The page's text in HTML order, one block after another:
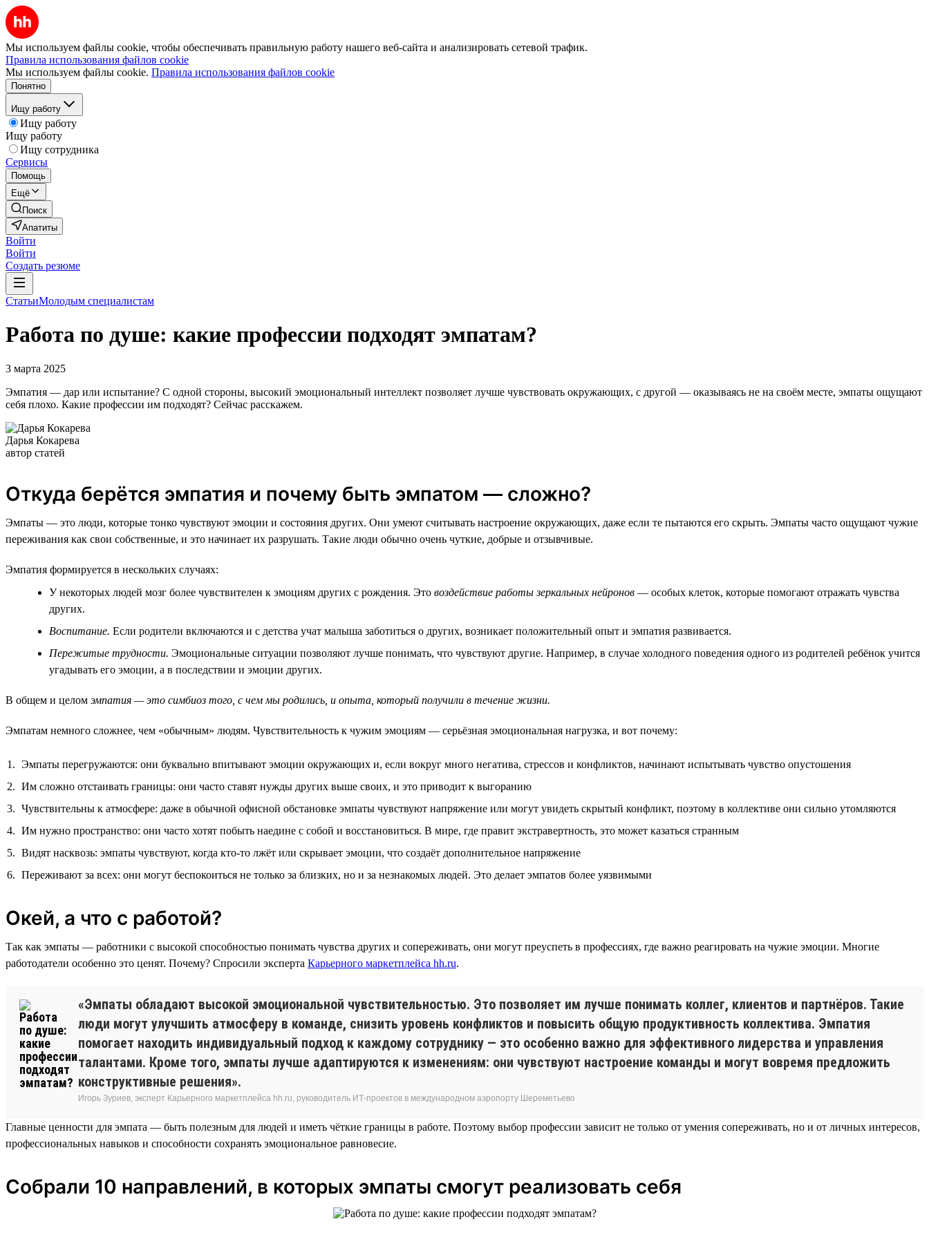
Мы используем файлы cookie, чтобы обеспечивать правильную работу нашего веб-сайта и анализировать сетевой трафик.
Правила использования файлов cookie
Мы используем файлы cookie. Правила использования файлов cookie
Понятно
Ищу работу
Ищу работу
Ищу работу
Ищу сотрудника
Сервисы
Помощь
Ещё
Поиск
Апатиты
Войти
Войти
Создать резюме
СтатьиМолодым специалистам
Работа по душе: какие профессии подходят эмпатам?
3 марта 2025
Эмпатия — дар или испытание? С одной стороны, высокий эмоциональный интеллект позволяет лучше чувствовать окружающих, с другой — оказываясь не на своём месте, эмпаты ощущают
себя плохо. Какие профессии им подходят? Сейчас расскажем.
Дарья Кокарева
автор статей
Откуда берётся эмпатия и почему быть эмпатом — сложно?
Эмпаты — это люди, которые тонко чувствуют эмоции и состояния других. Они умеют считывать настроение окружающих, даже если те пытаются его скрыть. Эмпаты часто ощущают чужие
переживания как свои собственные, и это начинает их разрушать. Такие люди обычно очень чуткие, добрые и отзывчивые.
Эмпатия формируется в нескольких случаях:
У некоторых людей мозг более чувствителен к эмоциям других с рождения. Это воздействие работы зеркальных нейронов — особых клеток, которые помогают отражать чувства
других.
Воспитание. Если родители включаются и с детства учат малыша заботиться о других, возникает положительный опыт и эмпатия развивается.
Пережитые трудности. Эмоциональные ситуации позволяют лучше понимать, что чувствуют другие. Например, в случае холодного поведения одного из родителей ребёнок учится
угадывать его эмоции, а в последствии и эмоции других.
В общем и целом эмпатия — это симбиоз того, с чем мы родились, и опыта, который получили в течение жизни.
Эмпатам немного сложнее, чем «обычным» людям. Чувствительность к чужим эмоциям — серьёзная эмоциональная нагрузка, и вот почему:
Эмпаты перегружаются: они буквально впитывают эмоции окружающих и, если вокруг много негатива, стрессов и конфликтов, начинают испытывать чувство опустошения
Им сложно отстаивать границы: они часто ставят нужды других выше своих, и это приводит к выгоранию
Чувствительны к атмосфере: даже в обычной офисной обстановке эмпаты чувствуют напряжение или могут увидеть скрытый конфликт, поэтому в коллективе они сильно утомляются
Им нужно пространство: они часто хотят побыть наедине с собой и восстановиться. В мире, где правит экстравертность, это может казаться странным
Видят насквозь: эмпаты чувствуют, когда кто-то лжёт или скрывает эмоции, что создаёт дополнительное напряжение
Переживают за всех: они могут беспокоиться не только за близких, но и за незнакомых людей. Это делает эмпатов более уязвимыми
Окей, а что с работой?
Так как эмпаты — работники с высокой способностью понимать чувства других и сопереживать, они могут преуспеть в профессиях, где важно реагировать на чужие эмоции. Многие
работодатели особенно это ценят. Почему? Спросили эксперта Карьерного маркетплейса hh.ru.
«Эмпаты обладают высокой эмоциональной чувствительностью. Это позволяет им лучше понимать коллег, клиентов и партнёров. Такие
люди могут улучшить атмосферу в команде, снизить уровень конфликтов и повысить общую продуктивность коллектива. Эмпатия
помогает находить индивидуальный подход к каждому сотруднику — это особенно важно для эффективного лидерства и управления
талантами. Кроме того, эмпаты лучше адаптируются к изменениям: они чувствуют настроение команды и могут вовремя предложить
конструктивные решения».
Игорь Зуриев, эксперт Карьерного маркетплейса hh.ru, руководитель ИТ-проектов в международном аэропорту Шереметьево
Главные ценности для эмпата — быть полезным для людей и иметь чёткие границы в работе. Поэтому выбор профессии зависит не только от умения сопереживать, но и от личных интересов,
профессиональных навыков и способности сохранять эмоциональное равновесие.
Собрали 10 направлений, в которых эмпаты смогут реализовать себя